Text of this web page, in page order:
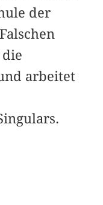
der
arbeitet